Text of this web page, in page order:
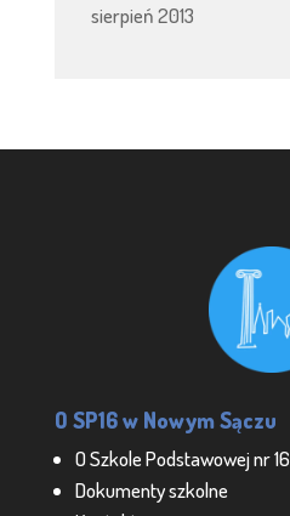
sierpień 2013
O SP16 w Nowym Sączu
O Szkole Podstawowej nr 16
Dokumenty szkolne